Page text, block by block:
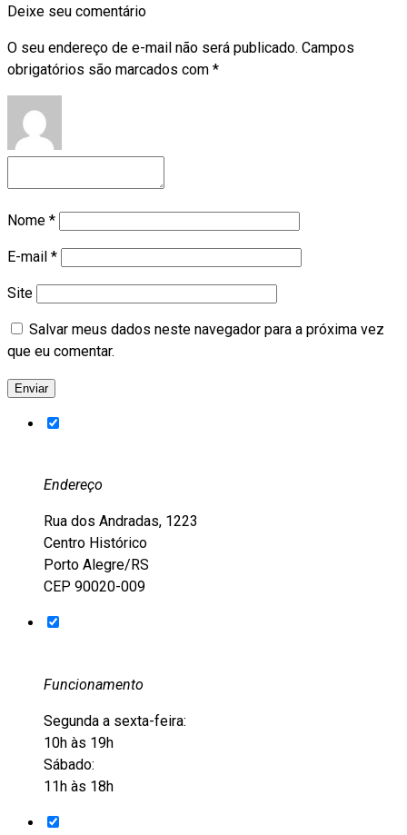
Deixe seu comentário
O seu endereço de e-mail não será publicado. Campos
obrigatórios são marcados com *
Nome *
E-mail *
Site
Salvar meus dados neste navegador para a próxima vez
que eu comentar.
Endereço
Rua dos Andradas, 1223
Centro Histórico
Porto Alegre/RS
CEP 90020-009
Funcionamento
Segunda a sexta-feira:
10h às 19h
Sábado:
11h às 18h